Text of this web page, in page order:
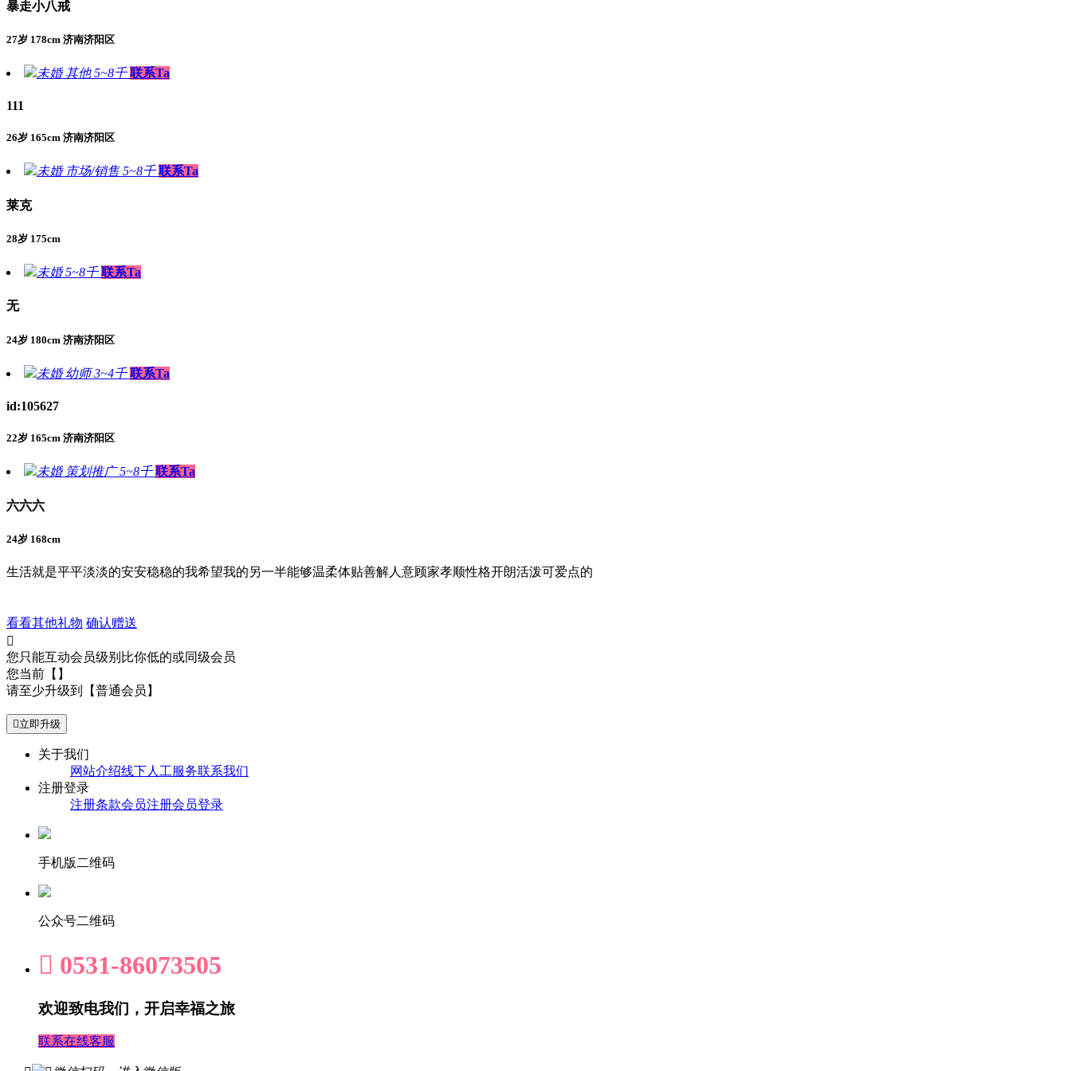
暴走小八戒
27岁 178cm 济南济阳区
未婚其他5~8千联系Ta
111
26岁 165cm 济南济阳区
未婚 市场/销售5~8千联系Ta
莱克
28岁 175cm
未婚5~8千联系Ta
无
24岁 180cm 济南济阳区
未婚幼师3~4千联系Ta
id:105627
22岁 165cm 济南济阳区
未婚 策划推广5~8千联系Ta
六六六
24岁 168cm
生活就是平平淡淡的安安稳稳的我希望我的另一半能够温柔体贴善解人意顾家孝顺性格开朗活泼可爱点的
看看其他礼物 确认赠送

您只能互动会员级别比你低的或同级会员
您当前【】
请至少升级到【普通会员】
 立即升级
关于我们
网站介绍线下人工服务联系我们
注册登录
注册条款会员注册会员登录
手机版二维码
公众号二维码
 0531-86073505
欢迎致电我们，开启幸福之旅
联系在线客服